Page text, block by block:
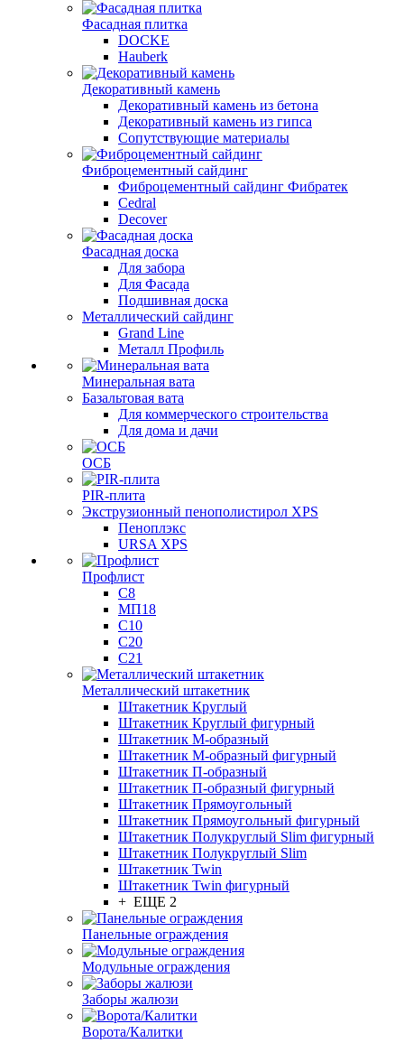
Фасадная плитка
DOCKE
Hauberk
Декоративный камень
Декоративный камень из бетона
Декоративный камень из гипса
Сопутствующие материалы
Фиброцементный сайдинг
Фиброцементный сайдинг Фибратек
Cedral
Decover
Фасадная доска
Для забора
Для Фасада
Подшивная доска
Металлический сайдинг
Grand Line
Металл Профиль
Минеральная вата
Базальтовая вата
Для коммерческого строительства
Для дома и дачи
ОСБ
PIR-плита
Экструзионный пенополистирол XPS
Пеноплэкс
URSA XPS
Профлист
С8
МП18
С10
С20
С21
Металлический штакетник
Штакетник Круглый
Штакетник Круглый фигурный
Штакетник М-образный
Штакетник М-образный фигурный
Штакетник П-образный
Штакетник П-образный фигурный
Штакетник Прямоугольный
Штакетник Прямоугольный фигурный
Штакетник Полукруглый Slim фигурный
Штакетник Полукруглый Slim
Штакетник Twin
Штакетник Twin фигурный
+ ЕЩЕ 2
Панельные ограждения
Модульные ограждения
Заборы жалюзи
Ворота/Калитки